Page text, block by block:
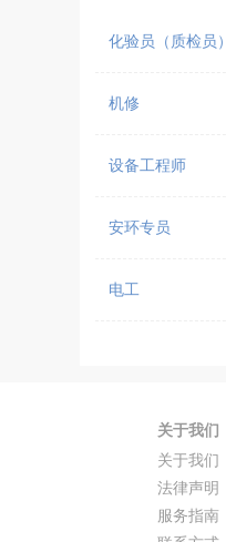
化验员（质检员）
机修
设备工程师
安环专员
电工
关于我们
关于我们
法律声明
服务指南